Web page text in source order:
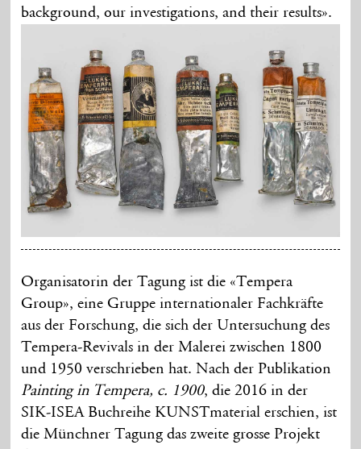
background, our investigations, and their results».
Organisatorin der Tagung ist die «Tempera
Group», eine Gruppe internationaler Fachkräfte
aus der Forschung, die sich der Untersuchung des
Tempera-Revivals in der Malerei zwischen 1800
und 1950 verschrieben hat. Nach der Publikation
Painting in Tempera, c. 1900, die 2016 in der
SIK-ISEA Buchreihe KUNSTmaterial erschien, ist
die Münchner Tagung das zweite grosse Projekt